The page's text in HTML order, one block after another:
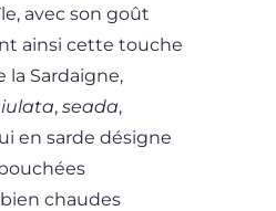
avec son goût
ainsi cette touche
Sardaigne,
, seada,
en sarde désigne
chaudes